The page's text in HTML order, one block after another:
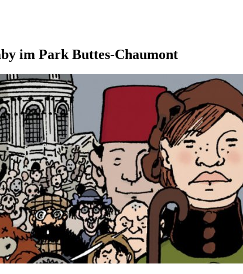
im Park Buttes-Chaumont